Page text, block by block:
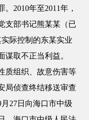
。2010年至2011年，
支部书记熊某某（已
际控制的东某实业
谋取不正当利益。
质组织、故意伤害等
局侦查终结移送审查
27日向海口市中级